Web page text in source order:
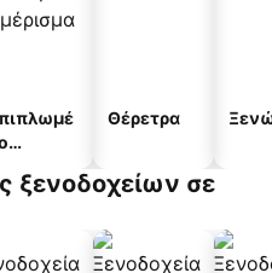
Θέρετρα
ξενοδοχείων σε